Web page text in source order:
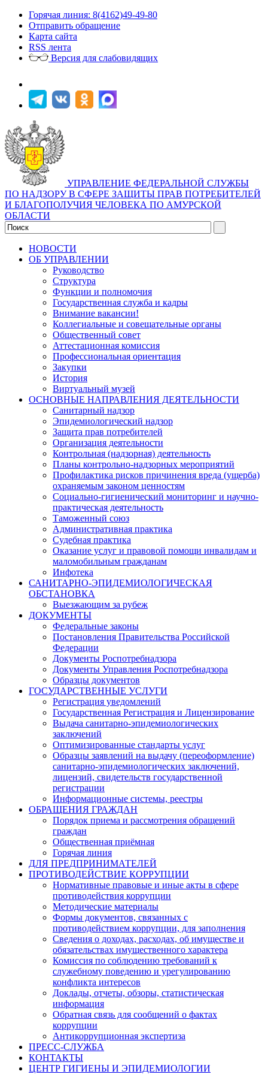
Горячая линия: 8(4162)49-49-80
Отправить обращение
Карта сайта
RSS лента
Версия для слабовидящих
УПРАВЛЕНИЕ ФЕДЕРАЛЬНОЙ СЛУЖБЫ
ПО НАДЗОРУ В СФЕРЕ ЗАЩИТЫ ПРАВ ПОТРЕБИТЕЛЕЙ
И БЛАГОПОЛУЧИЯ ЧЕЛОВЕКА ПО АМУРСКОЙ
ОБЛАСТИ
НОВОСТИ
ОБ УПРАВЛЕНИИ
Руководство
Структура
Функции и полномочия
Государственная служба и кадры
Внимание вакансии!
Коллегиальные и совещательные органы
Общественный совет
Аттестационная комиссия
Профессиональная ориентация
Закупки
История
Виртуальный музей
ОСНОВНЫЕ НАПРАВЛЕНИЯ ДЕЯТЕЛЬНОСТИ
Санитарный надзор
Эпидемиологический надзор
Защита прав потребителей
Организация деятельности
Контрольная (надзорная) деятельность
Планы контрольно-надзорных мероприятий
Профилактика рисков причинения вреда (ущерба)
охраняемым законом ценностям
Социально-гигиенический мониторинг и научно-
практическая деятельность
Таможенный союз
Административная практика
Судебная практика
Оказание услуг и правовой помощи инвалидам и
маломобильным гражданам
Инфотека
САНИТАРНО-ЭПИДЕМИОЛОГИЧЕСКАЯ
ОБСТАНОВКА
Выезжающим за рубеж
ДОКУМЕНТЫ
Федеральные законы
Постановления Правительства Российской
Федерации
Документы Роспотребнадзора
Документы Управления Роспотребнадзора
Образцы документов
ГОСУДАРСТВЕННЫЕ УСЛУГИ
Регистрация уведомлений
Государственная Регистрация и Лицензирование
Выдача санитарно-эпидемиологических
заключений
Оптимизированные стандарты услуг
Образцы заявлений на выдачу (переоформление)
санитарно-эпидемиологических заключений,
лицензий, свидетельств государственной
регистрации
Информационные системы, реестры
ОБРАЩЕНИЯ ГРАЖДАН
Порядок приема и рассмотрения обращений
граждан
Общественная приёмная
Горячая линия
ДЛЯ ПРЕДПРИНИМАТЕЛЕЙ
ПРОТИВОДЕЙСТВИЕ КОРРУПЦИИ
Нормативные правовые и иные акты в сфере
противодействия коррупции
Методические материалы
Формы документов, связанных с
противодействием коррупции, для заполнения
Сведения о доходах, расходах, об имуществе и
обязательствах имущественного характера
Комиссия по соблюдению требований к
служебному поведению и урегулированию
конфликта интересов
Доклады, отчеты, обзоры, статистическая
информация
Обратная связь для сообщений о фактах
коррупции
Антикоррупционная экспертиза
ПРЕСС-СЛУЖБА
КОНТАКТЫ
ЦЕНТР ГИГИЕНЫ И ЭПИДЕМИОЛОГИИ